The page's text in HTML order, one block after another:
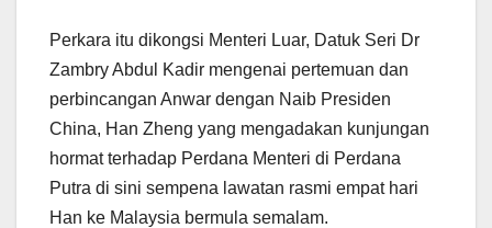
k
Perkara itu dikongsi Menteri Luar, Datuk Seri Dr
Zambry Abdul Kadir mengenai pertemuan dan
perbincangan Anwar dengan Naib Presiden
China, Han Zheng yang mengadakan kunjungan
hormat terhadap Perdana Menteri di Perdana
Putra di sini sempena lawatan rasmi empat hari
Han ke Malaysia bermula semalam.